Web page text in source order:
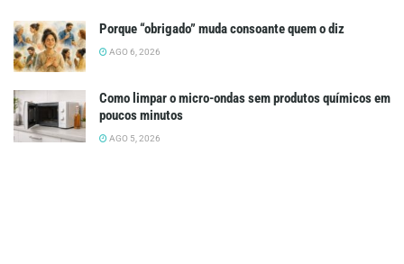
Porque “obrigado” muda consoante quem o diz
AGO 6, 2026
Como limpar o micro-ondas sem produtos químicos em
poucos minutos
AGO 5, 2026